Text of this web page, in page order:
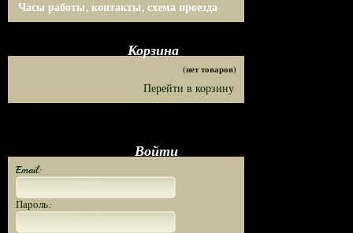
Часы работы, контакты, схема проезда
Корзина
(нет товаров)
Перейти в корзину
Войти
Email:
Пароль: